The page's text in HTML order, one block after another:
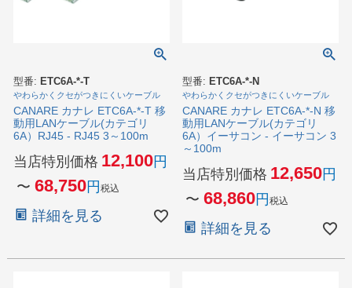
型番: ETC6A-*-T
やわらかくクセがつきにくいケーブル
CANARE カナレ ETC6A-*-T 移
動用LANケーブル(カテゴリ
6A）RJ45 - RJ45 3～100m
当店特別価格 12,100
〜 68,750 税込
詳細を見る
型番: ETC6A-*-N
やわらかくクセがつきにくいケーブル
CANARE カナレ ETC6A-*-N 移
動用LANケーブル(カテゴリ
6A）イーサコン - イーサコン 3
～100m
当店特別価格 12,650
〜 68,860 税込
詳細を見る